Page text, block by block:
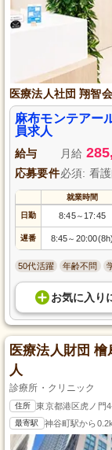
医療法人社団 翔智会
麻布モンテアー
員求人
給与 月給
応募要件必須: 看
就業時間
日勤 8:45～ 17:45
遅番 8:45～ 20:00(8h)
50代活躍 年齢不問
お気に入り
医療法人財団
人
診療所・クリニック
住所 東京都港区虎ノ門
最寄駅 神谷町駅から